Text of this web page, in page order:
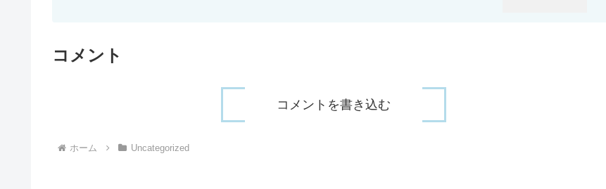
コメント
コメントを書き込む
ホーム Uncategorized